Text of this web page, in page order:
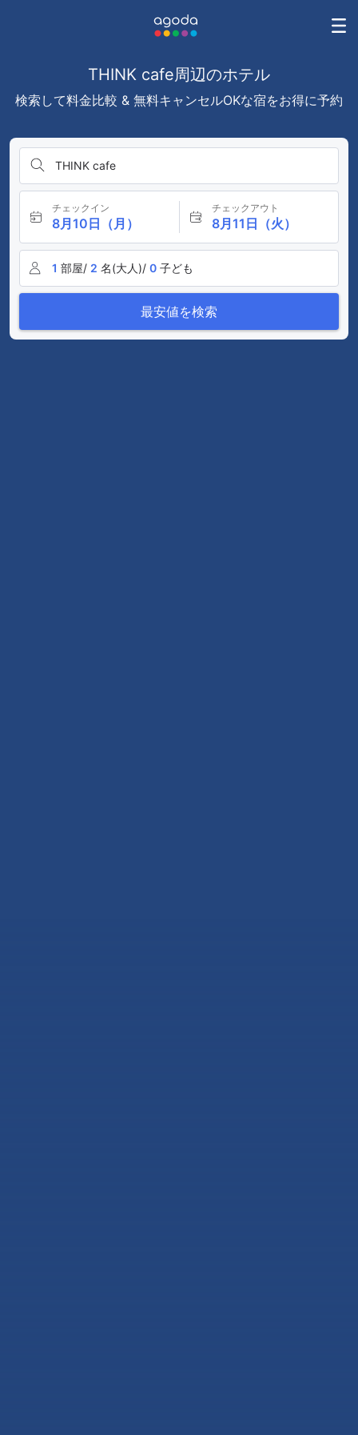
THINK cafe周辺のホテル
検索して料金比較 & 無料キャンセルOKな宿をお得に予約
THINK cafe
チェックイン
8月10日（月）
チェックアウト
8月11日（火）
1 部屋/ 2 名(大人)/ 0 子ども
最安値を検索